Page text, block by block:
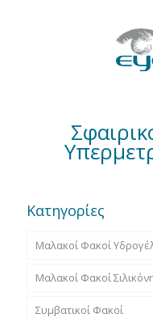
Κατηγορίες
Μαλακοί Φακοί
Μαλακοί Φακοί
Συμβατικοί Φακοί